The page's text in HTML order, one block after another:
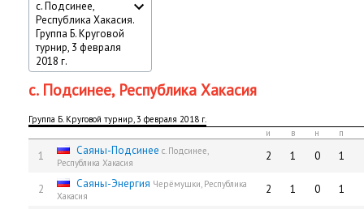
с. Подсинее,
Республика Хакасия.
Группа Б. Круговой
турнир, 3 февраля
2018 г.
с. Подсинее, Республика Хакасия
Группа Б. Круговой турнир, 3 февраля 2018 г.
и
в н п
1 Саяны-Подсинее с. Подсинее,
Республика Хакасия
2 1 0 1
2 Саяны-Энергия Черёмушки, Республика
Хакасия
2 1 0
1